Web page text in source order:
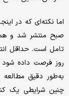
صبح منتشر شد و
تامل است. حداقل
روز فرصت داده شود
به‌طور دقیق
چنین شرایطی یک